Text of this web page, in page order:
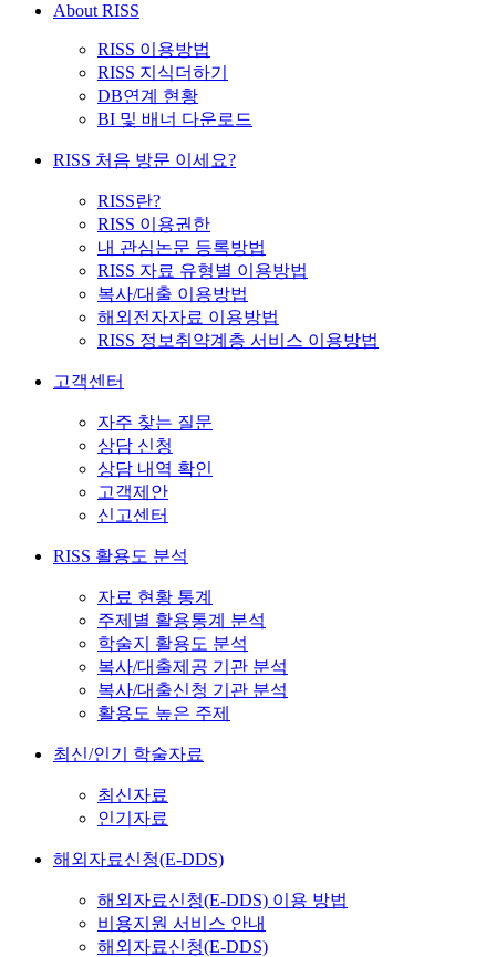
About RISS
RISS 이용방법
RISS 지식더하기
DB연계 현황
BI 및 배너 다운로드
RISS 처음 방문 이세요?
RISS란?
RISS 이용권한
내 관심논문 등록방법
RISS 자료 유형별 이용방법
복사/대출 이용방법
해외전자자료 이용방법
RISS 정보취약계층 서비스 이용방법
고객센터
자주 찾는 질문
상담 신청
상담 내역 확인
고객제안
신고센터
RISS 활용도 분석
자료 현황 통계
주제별 활용통계 분석
학술지 활용도 분석
복사/대출제공 기관 분석
복사/대출신청 기관 분석
활용도 높은 주제
최신/인기 학술자료
최신자료
인기자료
해외자료신청(E-DDS)
해외자료신청(E-DDS) 이용 방법
비용지원 서비스 안내
해외자료신청(E-DDS)